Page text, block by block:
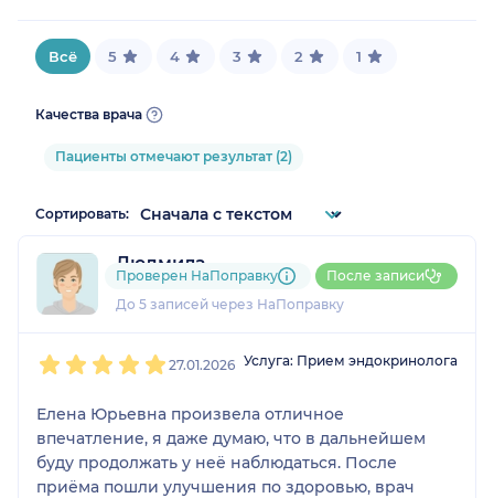
Всё 5 4 3 2 1
Качества врача
Пациенты отмечают результат (2)
Сортировать:
Людмила
1 отзыв
До 5 записей через НаПоправку
Проверен НаПоправку После записи
27.01.2026 Услуга: Прием эндокринолога
Елена Юрьевна произвела отличное
впечатление, я даже думаю, что в дальнейшем
буду продолжать у неё наблюдаться. После
приёма пошли улучшения по здоровью, врач